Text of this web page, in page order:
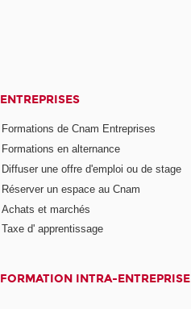
ENTREPRISES
Formations de Cnam Entreprises
Formations en alternance
Diffuser une offre d'emploi ou de stage
Réserver un espace au Cnam
Achats et marchés
Taxe d' apprentissage
FORMATION INTRA-ENTREPRISE